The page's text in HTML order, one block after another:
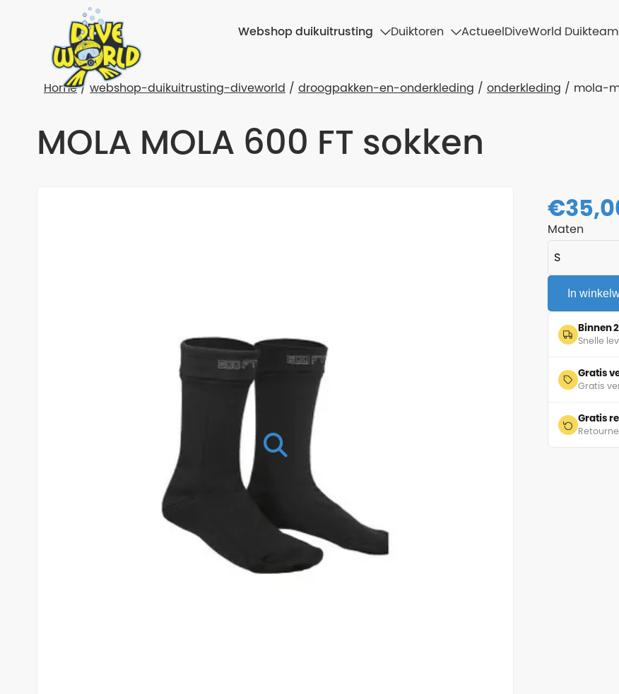
Webshop duikuitrusting Duiktoren ActueelDiveWorld Duikteam
Home webshop-duikuitrusting-diveworld droogpakken-en-onderkleding onderkleding mola-
MOLA MOLA 600 FT sokken
€
Maten
In
Binnen
Snelle
Gratis
Gratis
Gratis